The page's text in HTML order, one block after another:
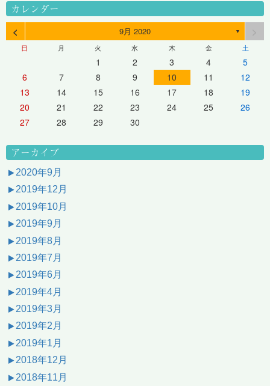
カレンダー
< 9月 2020 ▼
日 月 火 水 木 金 土
1 2 3 4
5
6
7 8 9 10 11
12
13
14 15 16 17 18
19
20
21 22 23 24 25
26
27
28 29 30
アーカイブ
2020年9月
2019年12月
2019年10月
2019年9月
2019年8月
2019年7月
2019年6月
2019年4月
2019年3月
2019年2月
2019年1月
2018年12月
2018年11月